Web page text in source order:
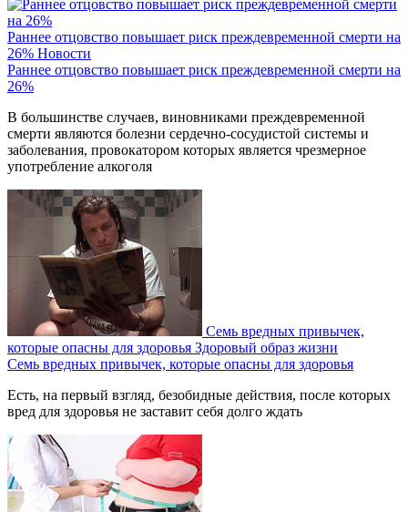
Раннее отцовство повышает риск преждевременной смерти на
26% Новости
Раннее отцовство повышает риск преждевременной смерти на
26%
В большинстве случаев, виновниками преждевременной
смерти являются болезни сердечно-сосудистой системы и
заболевания, провокатором которых является чрезмерное
употребление алкоголя
Семь вредных привычек,
которые опасны для здоровья Здоровый образ жизни
Семь вредных привычек, которые опасны для здоровья
Есть, на первый взгляд, безобидные действия, после которых
вред для здоровья не заставит себя долго ждать